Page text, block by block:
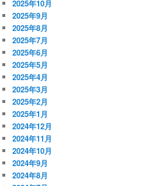
2025年10月
2025年9月
2025年8月
2025年7月
2025年6月
2025年5月
2025年4月
2025年3月
2025年2月
2025年1月
2024年12月
2024年11月
2024年10月
2024年9月
2024年8月